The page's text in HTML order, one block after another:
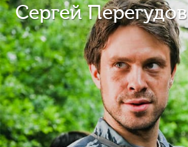
Сергей Перегудов